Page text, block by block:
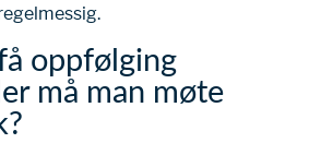
oppfølging
må man møte